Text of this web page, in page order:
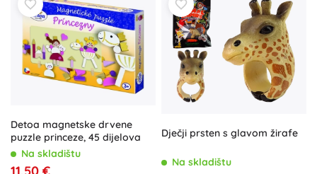
Detoa magnetske drvene
puzzle princeze, 45 dijelova
Na skladištu
Dječji prsten s glavom žirafe
Na skladištu